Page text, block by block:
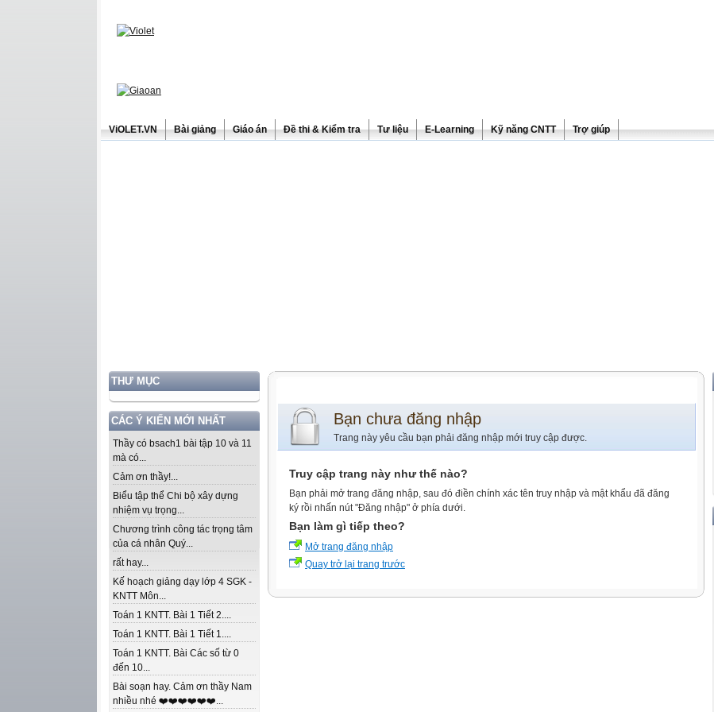
ViOLET.VN Bài giảng Giáo án Đề thi & Kiểm tra Tư liệu E-Learning Kỹ năng CNTT Trợ giúp
THƯ MỤC
CÁC Ý KIẾN MỚI NHẤT
Thầy có bsach1 bài tập 10 và 11
mà có...
Cảm ơn thầy!...
Biểu tập thể Chi bộ xây dựng
nhiệm vụ trọng...
Chương trình công tác trọng tâm
của cá nhân Quý...
rất hay...
Kế hoạch giảng dạy lớp 4 SGK -
KNTT Môn...
Toán 1 KNTT. Bài 1 Tiết 2....
Toán 1 KNTT. Bài 1 Tiết 1....
Toán 1 KNTT. Bài Các số từ 0
đến 10...
Bài soạn hay. Cảm ơn thầy Nam
nhiều nhé ❤️❤️❤️❤️❤️❤️...
Bạn chưa đăng nhập
Trang này yêu cầu bạn phải đăng nhập mới truy cập được.
Truy cập trang này như thế nào?
Bạn phải mở trang đăng nhập, sau đó điền chính xác tên truy nhập và mật khẩu đã đăng
ký rồi nhấn nút "Đăng nhập" ở phía dưới.
Bạn làm gì tiếp theo?
Mở trang đăng nhập
Quay trở lại trang trước